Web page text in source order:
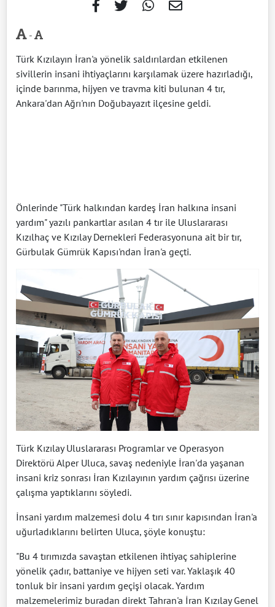
-
Türk Kızılayın İran'a yönelik saldırılardan etkilenen
sivillerin insani ihtiyaçlarını karşılamak üzere hazırladığı,
içinde barınma, hijyen ve travma kiti bulunan 4 tır,
Ankara'dan Ağrı'nın Doğubayazıt ilçesine geldi.
Önlerinde "Türk halkından kardeş İran halkına insani
yardım" yazılı pankartlar asılan 4 tır ile Uluslararası
Kızılhaç ve Kızılay Dernekleri Federasyonuna ait bir tır,
Gürbulak Gümrük Kapısı'ndan İran'a geçti.
Türk Kızılay Uluslararası Programlar ve Operasyon
Direktörü Alper Uluca, savaş nedeniyle İran'da yaşanan
insani kriz sonrası İran Kızılayının yardım çağrısı üzerine
çalışma yaptıklarını söyledi.
İnsani yardım malzemesi dolu 4 tırı sınır kapısından İran'a
uğurladıklarını belirten Uluca, şöyle konuştu:
"Bu 4 tırımızda savaştan etkilenen ihtiyaç sahiplerine
yönelik çadır, battaniye ve hijyen seti var. Yaklaşık 40
tonluk bir insani yardım geçişi olacak. Yardım
malzemelerimiz buradan direkt Tahran'a İran Kızılay Genel